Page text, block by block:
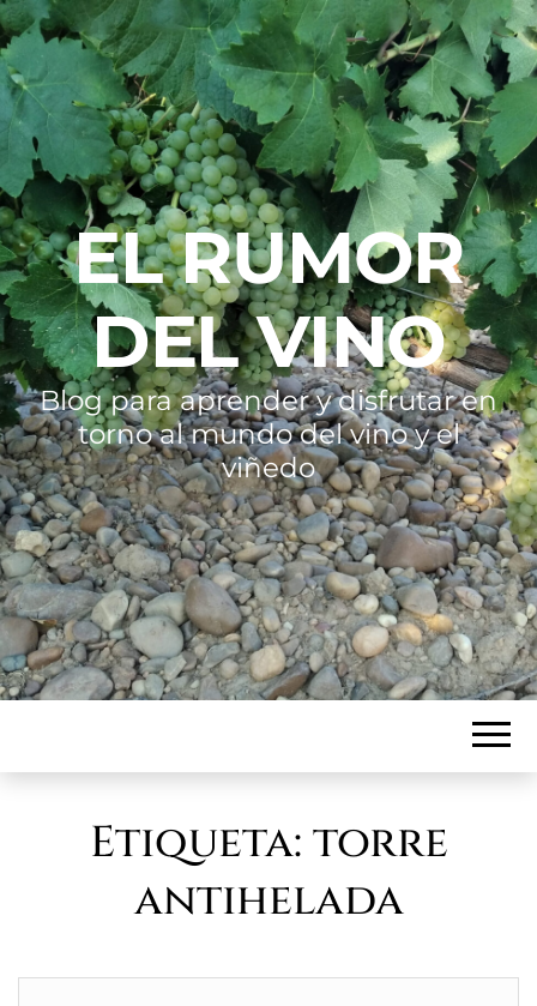
EL RUMOR
DEL VINO
Blog para aprender y disfrutar en
torno al mundo del vino y el
viñedo
Etiqueta: torre
antihelada